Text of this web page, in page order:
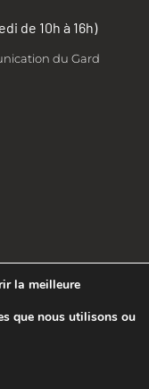
de 10h à 16h)
du Gard
la meilleure
que nous utilisons ou